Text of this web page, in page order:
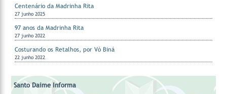
Centenário da Madrinha Rita
27 junho 2025
97 anos da Madrinha Rita
27 junho 2022
Costurando os Retalhos, por Vó Biná
22 junho 2022
Santo Daime Informa